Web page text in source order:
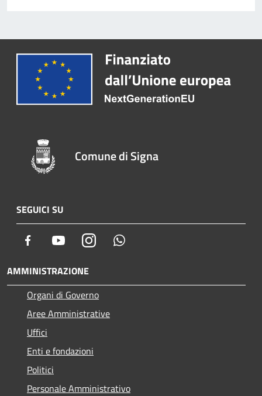
Comune di Signa
SEGUICI SU
Facebook YoutubeInstagram
AMMINISTRAZIONE
Organi di Governo
Aree Amministrative
Uffici
Enti e fondazioni
Politici
Personale Amministrativo